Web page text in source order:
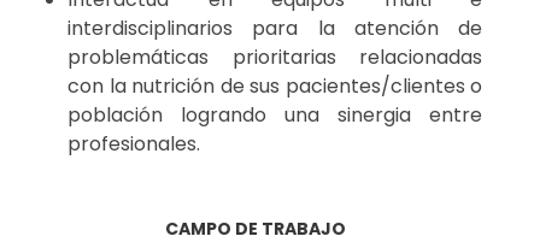
interdisciplinarios para la atención de
problemáticas prioritarias relacionadas
con la nutrición de sus pacientes/clientes o
población logrando una sinergia entre
profesionales.
CAMPO DE TRABAJO